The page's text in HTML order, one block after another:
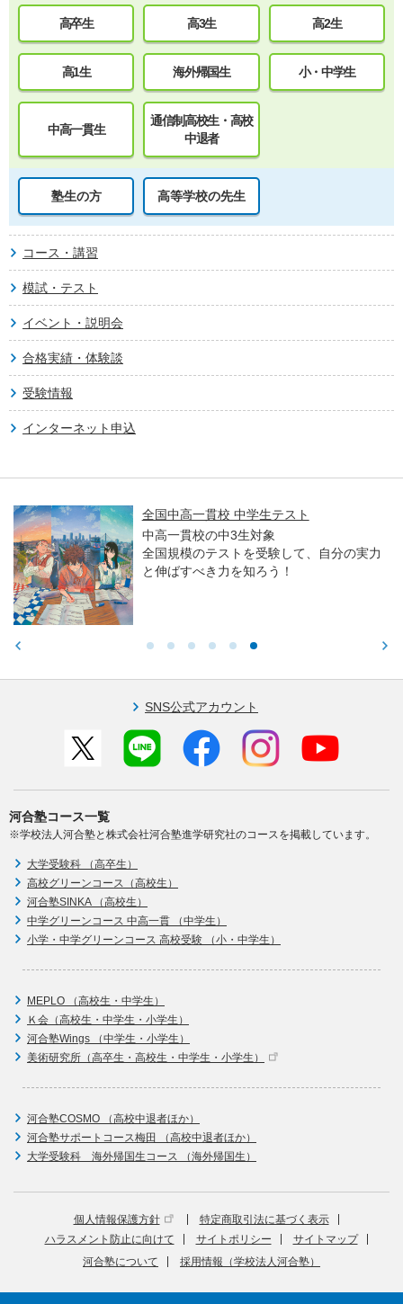
高卒生 高3生 高2生
高1生 海外帰国生 小・中学生
中高一貫生
通信制高校生・高校
中退者
塾生の方 高等学校の先生
コース・講習
模試・テスト
イベント・説明会
合格実績・体験談
受験情報
インターネット申込
全国中高一貫校 中学生テスト
中高一貫校の中3生対象
全国規模のテストを受験して、自分の実力
と伸ばすべき力を知ろう！
SNS公式アカウント
河合塾コース一覧
※学校法人河合塾と株式会社河合塾進学研究社のコースを掲載しています。
大学受験科 （高卒生）
高校グリーンコース（高校生）
河合塾SINKA （高校生）
中学グリーンコース 中高一貫 （中学生）
小学・中学グリーンコース 高校受験 （小・中学生）
MEPLO （高校生・中学生）
Ｋ会（高校生・中学生・小学生）
河合塾Wings （中学生・小学生）
美術研究所（高卒生・高校生・中学生・小学生）
河合塾COSMO （高校中退者ほか）
河合塾サポートコース梅田 （高校中退者ほか）
大学受験科 海外帰国生コース （海外帰国生）
個人情報保護方針
特定商取引法に基づく表示
ハラスメント防止に向けて
サイトポリシー
サイトマップ
河合塾について
採用情報（学校法人河合塾）